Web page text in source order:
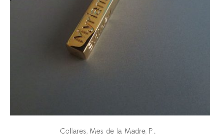
Collares, Mes de la Madre, Para ella